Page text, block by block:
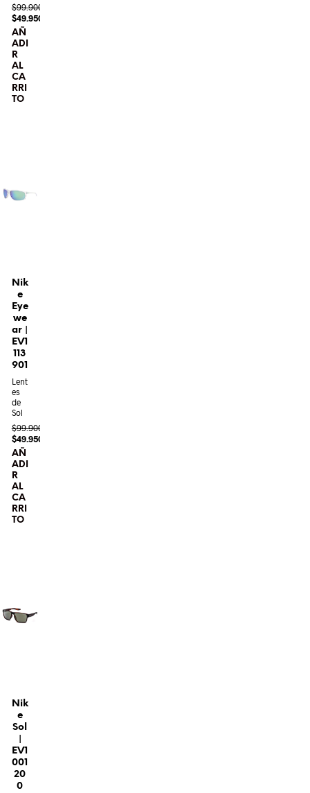
$99.900
$49.950
AÑ
ADI
R
AL
CA
RRI
TO
Nik
e
Eye
we
ar |
EV1
113
901
Lent
es
de
Sol
$99.900
$49.950
AÑ
ADI
R
AL
CA
RRI
TO
Nik
e
Sol
EV1
001
20
0